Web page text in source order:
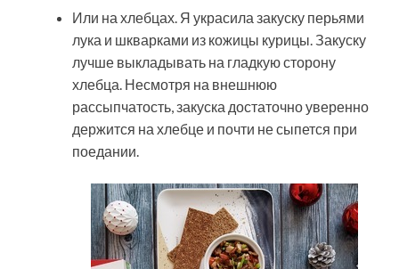
Или на хлебцах. Я украсила закуску перьями
лука и шкварками из кожицы курицы. Закуску
лучше выкладывать на гладкую сторону
хлебца. Несмотря на внешнюю
рассыпчатость, закуска достаточно уверенно
держится на хлебце и почти не сыпется при
поедании.